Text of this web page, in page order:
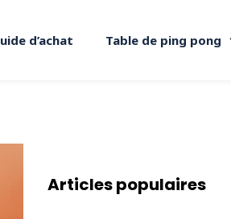
d’achat Table de ping pong
Articles populaires